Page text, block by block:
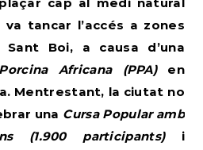
tancar l’accés a zones
Sant Boi, a causa d’una
Africana (PPA) en
Mentrestant, la ciutat no
una Cursa Popular amb
(1.900 participants)i